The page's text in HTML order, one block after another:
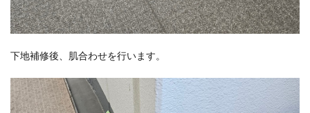
下地補修後、肌合わせを行います。